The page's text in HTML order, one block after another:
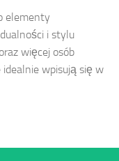
elementy
i stylu
więcej osób
wpisują się w